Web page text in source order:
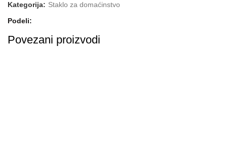
Kategorija: Staklo za domaćinstvo
Podeli
Povezani proizvodi